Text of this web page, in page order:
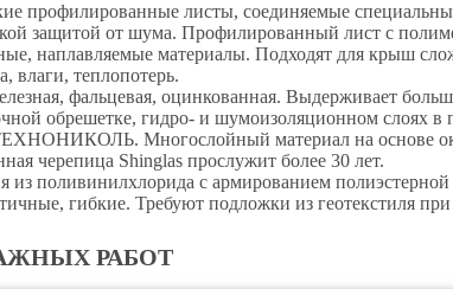
профилированные листы, соединяемые
защитой от шума. Профилированный лист с
наплавляемые материалы. Подходят для крыш
теплопотерь.
фальцевая, оцинкованная. Выдерживает
обрешетке, гидро- и шумоизоляционном слоях в
Многослойный материал на основе
черепица Shinglas прослужит более 30 лет.
поливинилхлорида с армированием
гибкие. Требуют подложки из геотекстиля
РАБОТ